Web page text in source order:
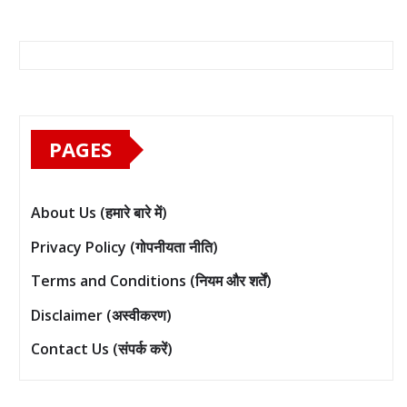
PAGES
About Us (हमारे बारे में)
Privacy Policy (गोपनीयता नीति)
Terms and Conditions (नियम और शर्तें)
Disclaimer (अस्वीकरण)
Contact Us (संपर्क करें)